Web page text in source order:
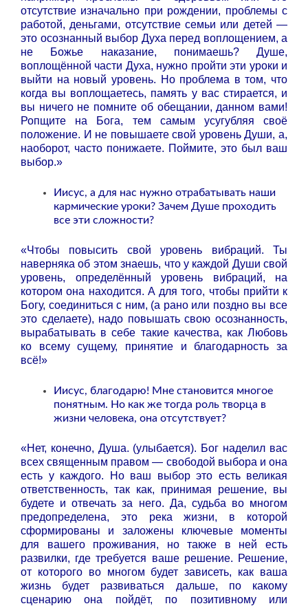
отсутствие изначально при рождении, проблемы с
работой, деньгами, отсутствие семьи или детей —
это осознанный выбор Духа перед воплощением, а
не Божье наказание, понимаешь? Душе,
воплощённой части Духа, нужно пройти эти уроки и
выйти на новый уровень. Но проблема в том, что
когда вы воплощаетесь, память у вас стирается, и
вы ничего не помните об обещании, данном вами!
Ропщите на Бога, тем самым усугубляя своё
положение. И не повышаете свой уровень Души, а,
наоборот, часто понижаете. Поймите, это был ваш
выбор.»
Иисус, а для нас нужно отрабатывать наши
кармические уроки? Зачем Душе проходить
все эти сложности?
«Чтобы повысить свой уровень вибраций. Ты
наверняка об этом знаешь, что у каждой Души свой
уровень, определённый уровень вибраций, на
котором она находится. А для того, чтобы прийти к
Богу, соединиться с ним, (а рано или поздно вы все
это сделаете), надо повышать свою осознанность,
вырабатывать в себе такие качества, как Любовь
ко всему сущему, принятие и благодарность за
всё!»
Иисус, благодарю! Мне становится многое
понятным. Но как же тогда роль творца в
жизни человека, она отсутствует?
«Нет, конечно, Душа. (улыбается). Бог наделил вас
всех священным правом — свободой выбора и она
есть у каждого. Но ваш выбор это есть великая
ответственность, так как, принимая решение, вы
будете и отвечать за него. Да, судьба во многом
предопределена, это река жизни, в которой
сформированы и заложены ключевые моменты
для вашего проживания, но также в ней есть
развилки, где требуется ваше решение. Решение,
от которого во многом будет зависеть, как ваша
жизнь будет развиваться дальше, по какому
сценарию она пойдёт, по позитивному или